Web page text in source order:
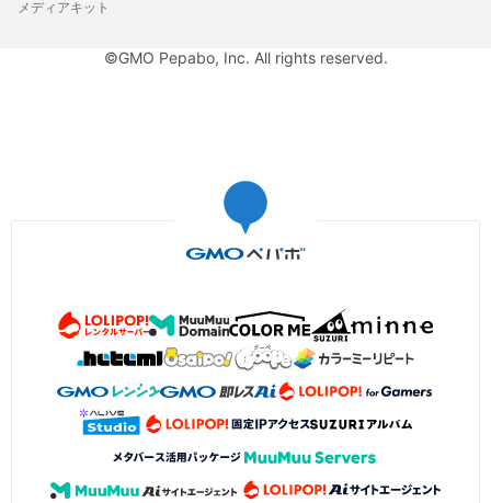
メディアキット
©GMO Pepabo, Inc. All rights reserved.